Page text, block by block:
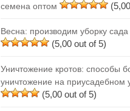
семена оптом
Весна: производим уборку сада
(5,00 out of 5)
Уничтожение кротов: способы
уничтожение на приусадебном
(5,00 out of 5)